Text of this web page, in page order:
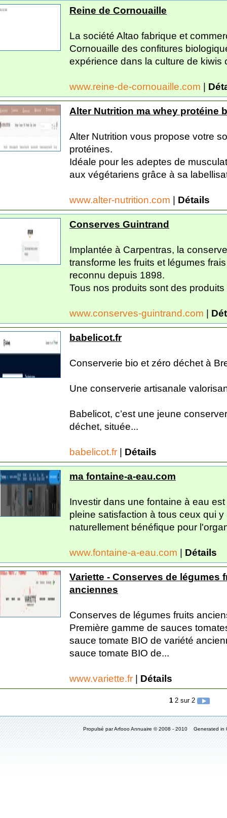
Reine de Cornouaille
La société Altao fabrique et
Cornouaille des confitures
expérience dans la culture de kiwis
www.reine-de-cornouaille.com |
Alter Nutrition ma whey protéine
Alter Nutrition vous propose votre
protéines.
Idéale pour les adeptes de
aux végétariens grâce à sa
www.alter-nutrition.com | Détails
Conserves Guintrand
Implantée à Carpentras, la
transforme les fruits et légumes
reconnu depuis 1898.
Tous nos produits sont des produits
www.conserves-guintrand.com |
babelicot.fr
Conserverie bio et zéro déchet à
Une conserverie artisanale
Babelicot, c’est une jeune
déchet, située...
babelicot.fr | Détails
ma fontaine-a-eau.com
Investir dans une fontaine à eau
pleine satisfaction à tous ceux qui
naturellement bénéfique pour
www.fontaine-a-eau.com | Détails
Variette - Conserves de légumes
anciennes
Conserves de légumes fruits
Première gamme de sauces
sauce tomate BIO de variété
sauce tomate BIO de...
www.variette.fr | Détails
1 2 sur 2
Propulsé par Arfooo Annuaire © 2008 - 2010 Generated